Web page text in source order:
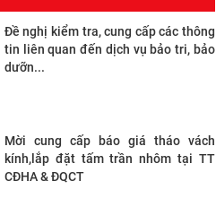
Đề nghị kiểm tra, cung cấp các thông
tin liên quan đến dịch vụ bảo tri, bảo
dưỡn...
Mời cung cấp báo giá tháo vách
kính,lắp đặt tấm trần nhôm tại TT
CĐHA & ĐQCT